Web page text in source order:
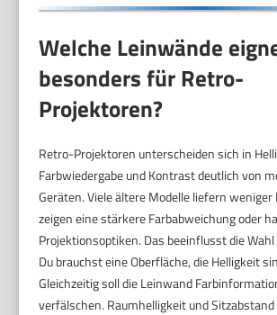
Welche Leinwände
besonders für Retro-
Projektoren?
Retro-Projektoren unterscheiden sich in
Farbwiedergabe und Kontrast deutlich von
Geräten. Viele ältere Modelle liefern weniger
zeigen eine stärkere Farbabweichung oder
Projektionsoptiken. Das beeinflusst die
Du brauchst eine Oberfläche, die Helligkeit
Gleichzeitig soll die Leinwand
verfälschen. Raumhelligkeit und